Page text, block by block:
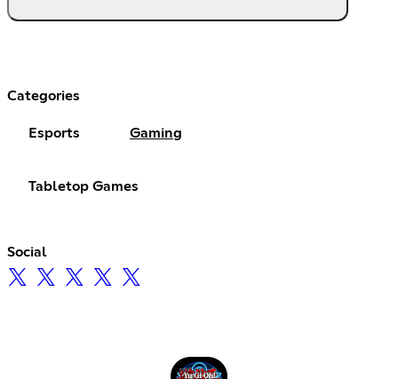
Categories
Esports Gaming
Tabletop Games
Social